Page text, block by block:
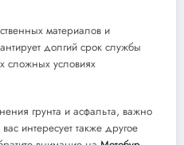
материалов и
долгий срок службы
сложных условиях
грунта и асфальта, важно
интересует также другое